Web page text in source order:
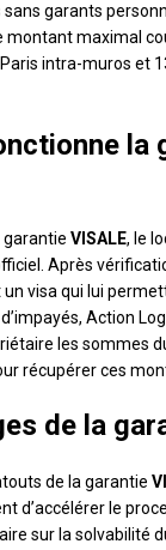
garants
montant maximal
intra-muros et
la
garantie VISALE, le
Après
visa qui lui
Action
les sommes
récupérer ces
de la
de la garantie
d’accélérer le
sur la solvabilité